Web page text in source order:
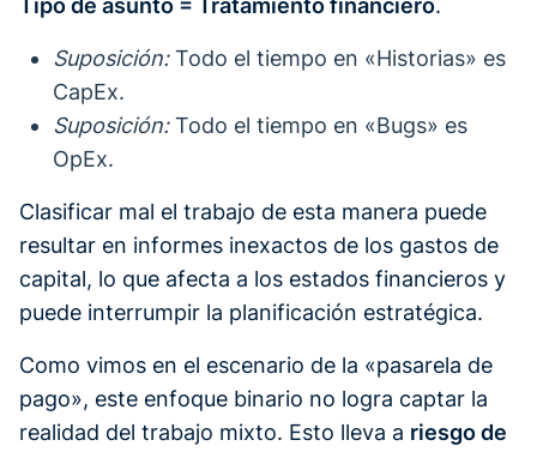
Tipo de asunto = Tratamiento financiero.
Suposición:Todo el tiempo en «Historias» es
CapEx.
Suposición:Todo el tiempo en «Bugs» es
OpEx.
Clasificar mal el trabajo de esta manera puede
resultar en informes inexactos de los gastos de
capital, lo que afecta a los estados financieros y
puede interrumpir la planificación estratégica.
Como vimos en el escenario de la «pasarela de
pago», este enfoque binario no logra captar la
realidad del trabajo mixto. Esto lleva a riesgo de